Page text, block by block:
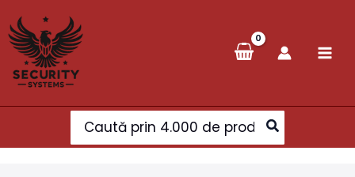
to
content
Search
for: